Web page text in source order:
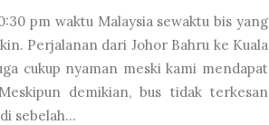
pm waktu Malaysia sewaktu bis yang
Perjalanan dari Johor Bahru ke Kuala
cukup nyaman meski kami mendapat
demikian, bus tidak terkesan
sebelah...